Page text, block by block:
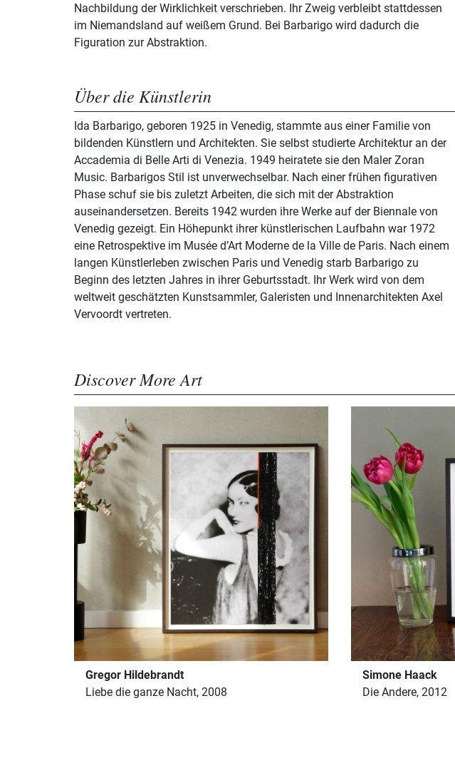
Nachbildung der Wirklichkeit verschrieben. Ihr Zweig verbleibt stattdessen
im Niemandsland auf weißem Grund. Bei Barbarigo wird dadurch die
Figuration zur Abstraktion.
Über die Künstlerin
Ida Barbarigo, geboren 1925 in Venedig, stammte aus einer Familie von
bildenden Künstlern und Architekten. Sie selbst studierte Architektur an der
Accademia di Belle Arti di Venezia. 1949 heiratete sie den Maler Zoran
Music. Barbarigos Stil ist unverwechselbar. Nach einer frühen figurativen
Phase schuf sie bis zuletzt Arbeiten, die sich mit der Abstraktion
auseinandersetzen. Bereits 1942 wurden ihre Werke auf der Biennale von
Venedig gezeigt. Ein Höhepunkt ihrer künstlerischen Laufbahn war 1972
eine Retrospektive im Musée d’Art Moderne de la Ville de Paris. Nach einem
langen Künstlerleben zwischen Paris und Venedig starb Barbarigo zu
Beginn des letzten Jahres in ihrer Geburtsstadt. Ihr Werk wird von dem
weltweit geschätzten Kunstsammler, Galeristen und Innenarchitekten Axel
Vervoordt vertreten.
Discover More Art
Gregor Hildebrandt
Liebe die ganze Nacht, 2008
Simone Haack
Die Andere, 2012